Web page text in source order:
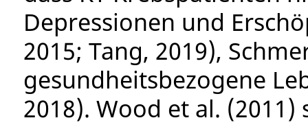
Depressionen und
2015; Tang, 2019),
gesundheitsbezogene
2018). Wood et al. (2011)